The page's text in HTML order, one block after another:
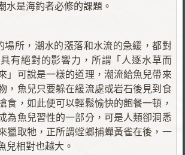
水是海釣者必修的課題。
場所，潮水的漲落和水流的急緩，都對
有絕對的影響力，所謂「人逐水草而
」可說是一樣的道理，潮流給魚兒帶來
，魚兒只要躲在緩流處或岩石後見到食
食，如此便可以輕鬆愉快的飽餐一頓，
為魚兒習性的一部分，可是人類卻洞悉
獵取牠，正所謂螳螂捕蟬黃雀在後，一
兒相對也越大。